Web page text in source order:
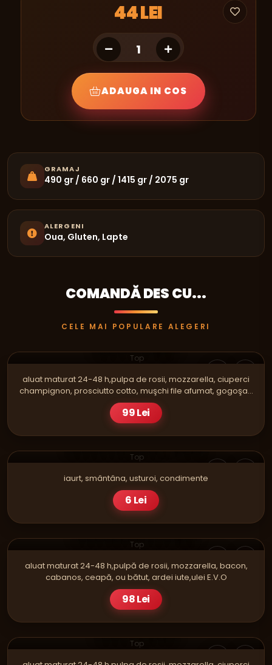
44 LEI
ADAUGA IN COS
GRAMAJ
490 gr / 660 gr / 1415 gr / 2075 gr
ALERGENI
Oua, Gluten, Lapte
COMANDĂ DES CU...
CELE MAI POPULARE ALEGERI
Top
CRAZY FAMILY
aluat maturat 24-48 h,pulpa de rosii, mozzarella, ciuperci
champignon, prosciutto cotto, muşchi file afumat, gogoşar,
roşii, măsline,ulei E.V.O
99 Lei
Top
SOS DE USTUROI - MARE
SOSURI
iaurt, smântâna, usturoi, condimente
6 Lei
Top
TARANEASCA FAMILY
PIZZA
aluat maturat 24-48 h,pulpă de rosii, mozzarella, bacon,
cabanos, ceapă, ou bătut, ardei iute,ulei E.V.O
98 Lei
Top
CRAZY SINGLE
PIZZA